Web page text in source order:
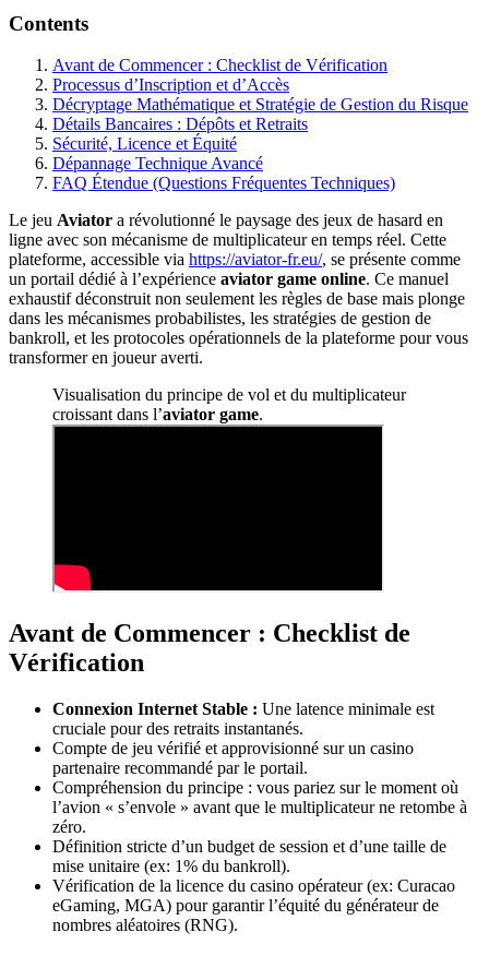
Contents
Avant de Commencer : Checklist de Vérification
Processus d’Inscription et d’Accès
Décryptage Mathématique et Stratégie de Gestion du Risque
Détails Bancaires : Dépôts et Retraits
Sécurité, Licence et Équité
Dépannage Technique Avancé
FAQ Étendue (Questions Fréquentes Techniques)
Le jeu Aviator a révolutionné le paysage des jeux de hasard en
ligne avec son mécanisme de multiplicateur en temps réel. Cette
plateforme, accessible via https://aviator-fr.eu/, se présente comme
un portail dédié à l’expérience aviator game online. Ce manuel
exhaustif déconstruit non seulement les règles de base mais plonge
dans les mécanismes probabilistes, les stratégies de gestion de
bankroll, et les protocoles opérationnels de la plateforme pour vous
transformer en joueur averti.
Visualisation du principe de vol et du multiplicateur
croissant dans l’aviator game.
Avant de Commencer : Checklist de
Vérification
Connexion Internet Stable : Une latence minimale est
cruciale pour des retraits instantanés.
Compte de jeu vérifié et approvisionné sur un casino
partenaire recommandé par le portail.
Compréhension du principe : vous pariez sur le moment où
l’avion « s’envole » avant que le multiplicateur ne retombe à
zéro.
Définition stricte d’un budget de session et d’une taille de
mise unitaire (ex: 1% du bankroll).
Vérification de la licence du casino opérateur (ex: Curacao
eGaming, MGA) pour garantir l’équité du générateur de
nombres aléatoires (RNG).